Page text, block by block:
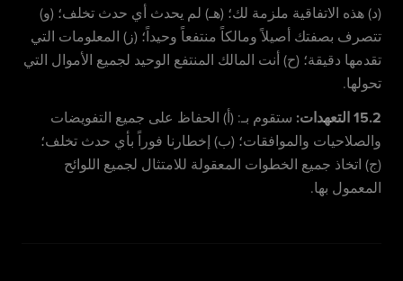
(د) هذه الاتفاقية ملزمة لك؛ (هـ) لم يحدث أي حدث تخلف؛ (و)
تتصرف بصفتك أصيلاً ومالكاً منتفعاً وحيداً؛ (ز) المعلومات التي
تقدمها دقيقة؛ (ح) أنت المالك المنتفع الوحيد لجميع الأموال التي
تحولها.
15.2 التعهدات:
ستقوم بـ: (أ) الحفاظ على جميع التفويضات
والصلاحيات والموافقات؛ (ب) إخطارنا فوراً بأي حدث تخلف؛
(ج) اتخاذ جميع الخطوات المعقولة للامتثال لجميع اللوائح
المعمول بها.